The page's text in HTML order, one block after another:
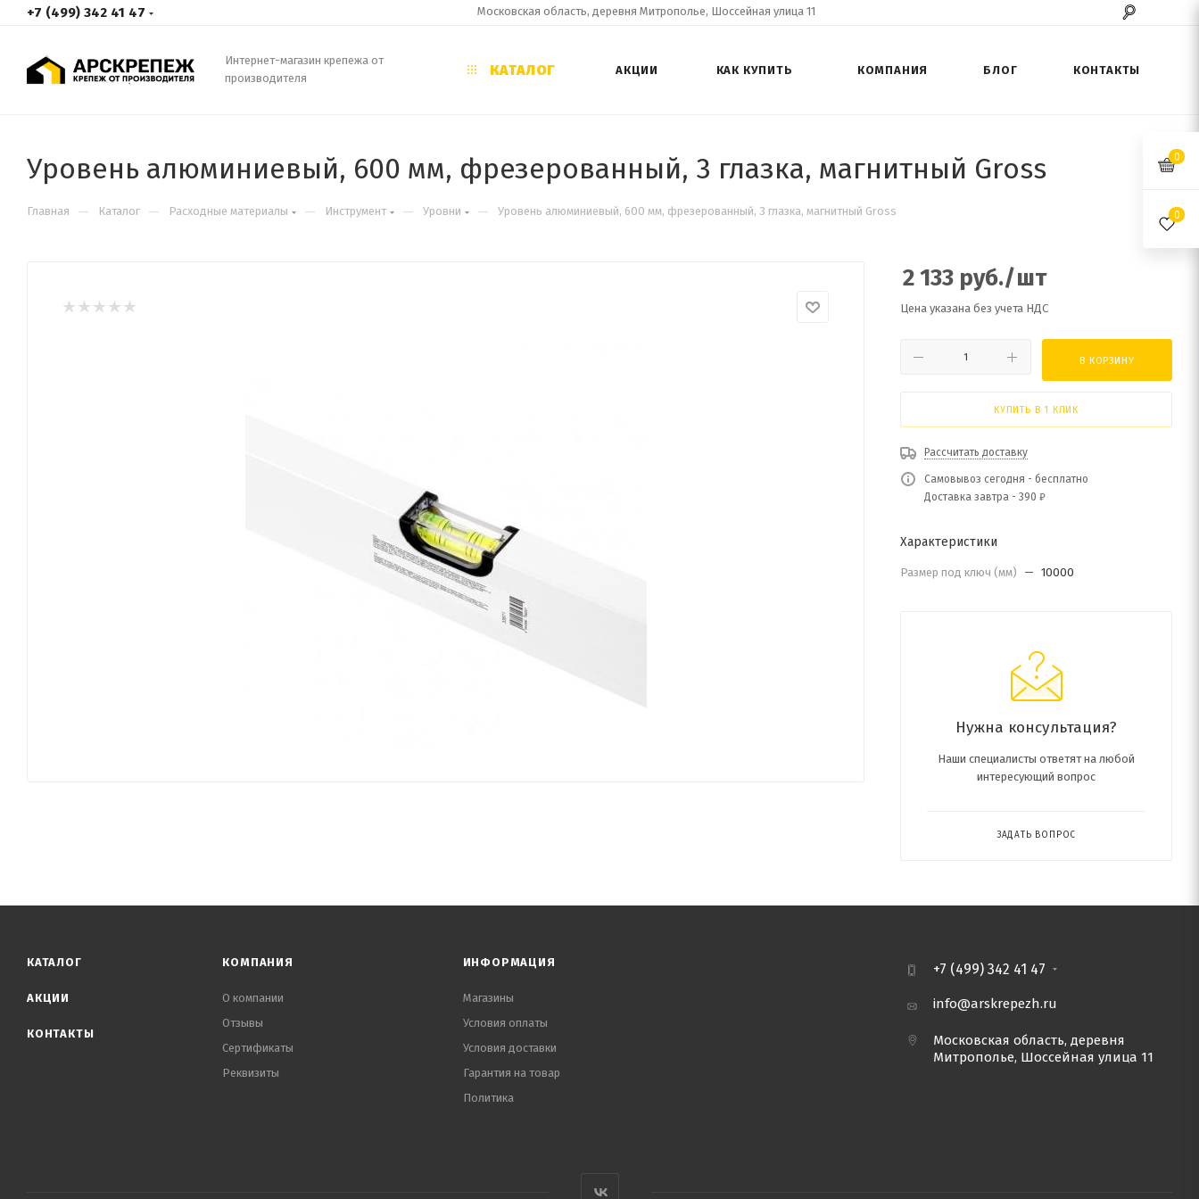
+7 (499) 342 41 47 Московская область, деревня Митрополье, Шоссейная улица 11
Интернет-магазин крепежа от
производителя
КАТАЛОГ АКЦИИ КАК КУПИТЬ КОМПАНИЯ БЛОГ КОНТАКТЫ
Уровень алюминиевый, 600 мм, фрезерованный, 3 глазка, магнитный Gross
Главная — Каталог — Расходные материалы — Инструмент — Уровни — Уровень алюминиевый, 600 мм, фрезерованный, 3 глазка, магнитный Gross
2 133 руб./шт
Цена указана без учета НДС
В КОРЗИНУ
КУПИТЬ В 1 КЛИК
Рассчитать доставку
Самовывоз сегодня - бесплатно
Доставка завтра - 390 ₽
Характеристики
Размер под ключ (мм) — 10000
Нужна консультация?
Наши специалисты ответят на любой
интересующий вопрос
ЗАДАТЬ ВОПРОС
КАТАЛОГ
АКЦИИ
КОНТАКТЫ
КОМПАНИЯ
О компании
Отзывы
Сертификаты
Реквизиты
ИНФОРМАЦИЯ
Магазины
Условия оплаты
Условия доставки
Гарантия на товар
Политика
+7 (499) 342 41 47
info@arskrepezh.ru
Московская область, деревня
Митрополье, Шоссейная улица 11
0
0